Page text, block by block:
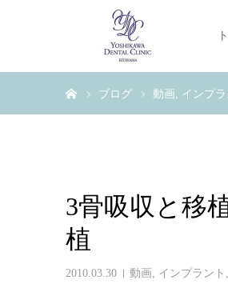
ブログ 動画 インプラ
3骨吸収と移
植
2010.03.30 動画, インプラント ,